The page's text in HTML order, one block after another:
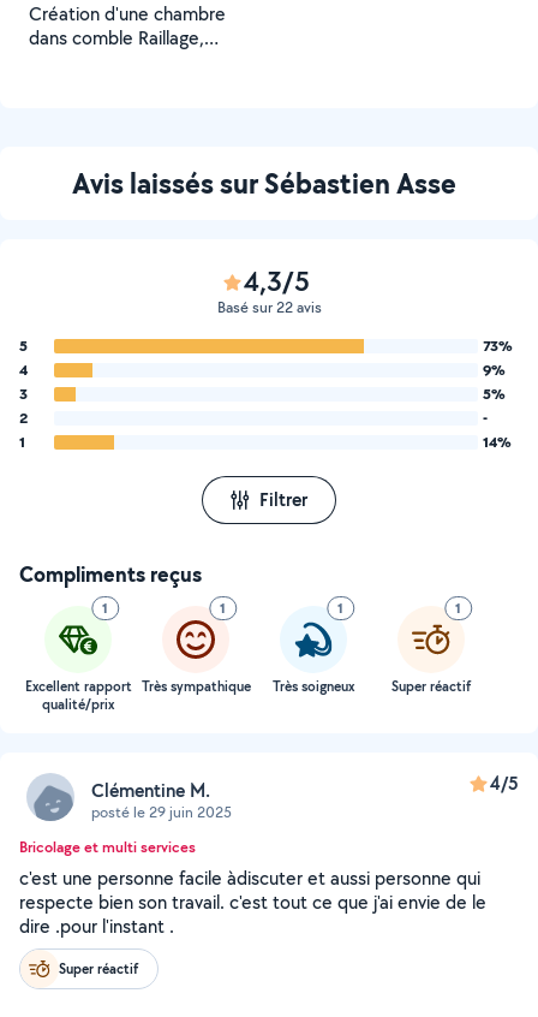
Création d'une chambre
dans comble Raillage,
Avis laissés sur Sébastien Asse
4,3/5
Basé sur 22 avis
5
73%
4
9%
3
5%
2
-
1
14%
Filtrer
Compliments reçus
1
Excellent rapport
qualité/prix
1
Très sympathique
1
Très soigneux
1
Super réactif
Clémentine M.
posté le 29 juin 2025
4/5
Bricolage et multi services
c'est une personne facile àdiscuter et aussi personne qui
respecte bien son travail. c'est tout ce que j'ai envie de le
dire .pour l'instant .
Super réactif